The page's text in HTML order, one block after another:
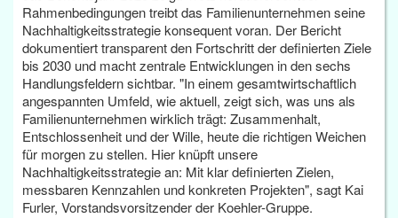
Rahmenbedingungen treibt das Familienunternehmen seine
Nachhaltigkeitsstrategie konsequent voran. Der Bericht
dokumentiert transparent den Fortschritt der definierten Ziele
bis 2030 und macht zentrale Entwicklungen in den sechs
Handlungsfeldern sichtbar. "In einem gesamtwirtschaftlich
angespannten Umfeld, wie aktuell, zeigt sich, was uns als
Familienunternehmen wirklich trägt: Zusammenhalt,
Entschlossenheit und der Wille, heute die richtigen Weichen
für morgen zu stellen. Hier knüpft unsere
Nachhaltigkeitsstrategie an: Mit klar definierten Zielen,
messbaren Kennzahlen und konkreten Projekten", sagt Kai
Furler, Vorstandsvorsitzender der Koehler-Gruppe.